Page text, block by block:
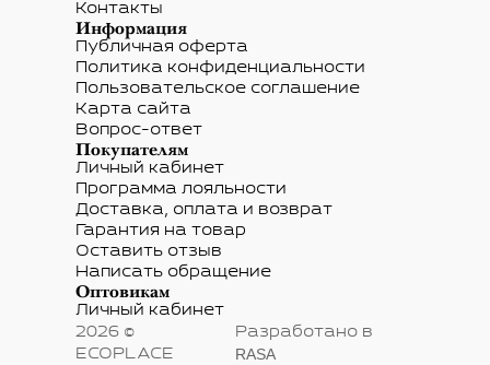
Контакты
Информация
Публичная оферта
Политика конфиденциальности
Пользовательское соглашение
Карта сайта
Вопрос-ответ
Покупателям
Личный кабинет
Программа лояльности
Доставка, оплата и возврат
Гарантия на товар
Оставить отзыв
Написать обращение
Оптовикам
Личный кабинет
2026 ©
ECOPLACE
Разработано в
RASA